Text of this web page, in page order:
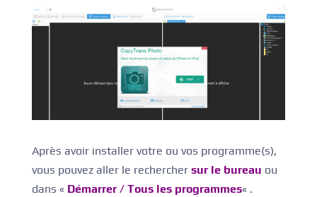
Après avoir installer votre ou vos programme(s),
vous pouvez aller le rechercher sur le bureau ou
dans « Démarrer / Tous les programmes« .